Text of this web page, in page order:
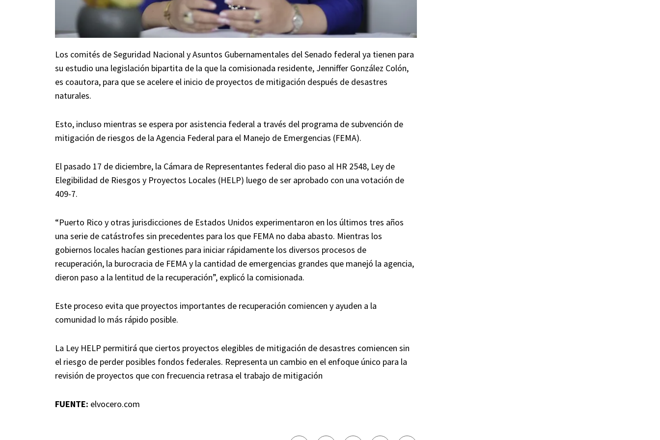
Los comités de Seguridad Nacional y Asuntos Gubernamentales del Senado federal ya tienen para
su estudio una legislación bipartita de la que la comisionada residente, Jenniffer González Colón,
es coautora, para que se acelere el inicio de proyectos de mitigación después de desastres
naturales.
Esto, incluso mientras se espera por asistencia federal a través del programa de subvención de
mitigación de riesgos de la Agencia Federal para el Manejo de Emergencias (FEMA).
El pasado 17 de diciembre, la Cámara de Representantes federal dio paso al HR 2548, Ley de
Elegibilidad de Riesgos y Proyectos Locales (HELP) luego de ser aprobado con una votación de
409-7.
“Puerto Rico y otras jurisdicciones de Estados Unidos experimentaron en los últimos tres años
una serie de catástrofes sin precedentes para los que FEMA no daba abasto. Mientras los
gobiernos locales hacían gestiones para iniciar rápidamente los diversos procesos de
recuperación, la burocracia de FEMA y la cantidad de emergencias grandes que manejó la agencia,
dieron paso a la lentitud de la recuperación”, explicó la comisionada.
Este proceso evita que proyectos importantes de recuperación comiencen y ayuden a la
comunidad lo más rápido posible.
La Ley HELP permitirá que ciertos proyectos elegibles de mitigación de desastres comiencen sin
el riesgo de perder posibles fondos federales. Representa un cambio en el enfoque único para la
revisión de proyectos que con frecuencia retrasa el trabajo de mitigación
FUENTE: elvocero.com